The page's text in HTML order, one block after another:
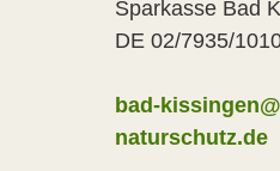
Sparkasse Bad
DE 02/7935/
bad-
naturschutz.de